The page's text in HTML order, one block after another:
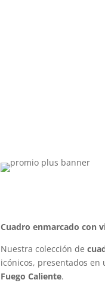
Cuadro enmarcado con
Nuestra colección de
icónicos, presentados en
Fuego Caliente.